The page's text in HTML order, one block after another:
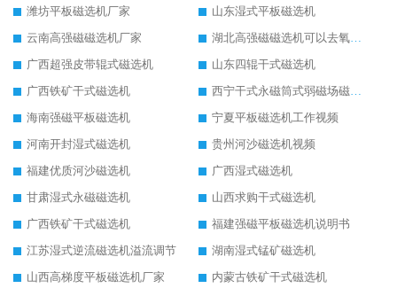
潍坊平板磁选机厂家
山东湿式平板磁选机
云南高强磁磁选机厂家
湖北高强磁磁选机可以去氧化铝
广西超强皮带辊式磁选机
山东四辊干式磁选机
广西铁矿干式磁选机
西宁干式永磁筒式弱磁场磁选机结构图
海南强磁平板磁选机
宁夏平板磁选机工作视频
河南开封湿式磁选机
贵州河沙磁选机视频
福建优质河沙磁选机
广西湿式磁选机
甘肃湿式永磁磁选机
山西求购干式磁选机
广西铁矿干式磁选机
福建强磁平板磁选机说明书
江苏湿式逆流磁选机溢流调节
湖南湿式锰矿磁选机
山西高梯度平板磁选机厂家
内蒙古铁矿干式磁选机